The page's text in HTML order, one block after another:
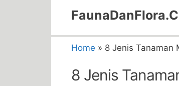
Home » 8 Jenis Tanaman
8 Jenis